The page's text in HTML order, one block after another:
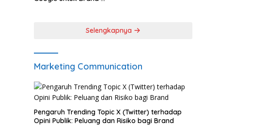
Selengkapnya
Marketing Communication
Pengaruh Trending Topic X (Twitter) terhadap
Opini Publik: Peluang dan Risiko bagi Brand